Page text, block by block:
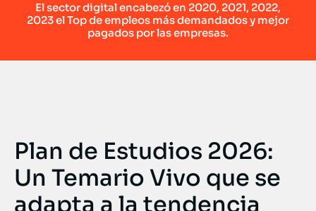
El sector digital encabezó en 2020, 2021, 2022,
2023 el Top de empleos más demandados y mejor
pagados por las empresas.
Plan de Estudios 2026:
Un Temario Vivo que se
adapta a la tendencia